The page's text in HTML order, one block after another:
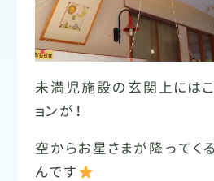
未満児施設の玄関上には
ョンが！
空からお星さまが降ってく
んです